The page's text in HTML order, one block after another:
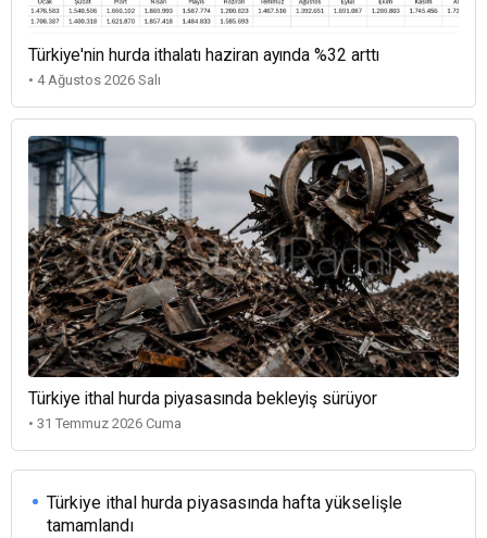
Türkiye'nin hurda ithalatı haziran ayında %32 arttı
• 4 Ağustos 2026 Salı
Türkiye ithal hurda piyasasında bekleyiş sürüyor
• 31 Temmuz 2026 Cuma
Türkiye ithal hurda piyasasında hafta yükselişle
tamamlandı